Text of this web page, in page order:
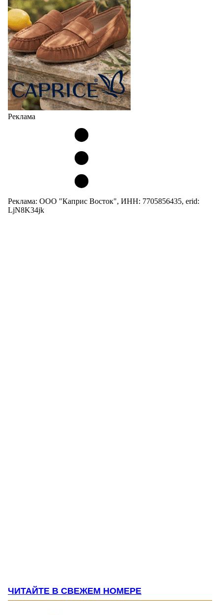
Реклама
Реклама: ООО "Каприс Восток", ИНН: 7705856435, erid:
LjN8K34jk
ЧИТАЙТЕ В СВЕЖЕМ НОМЕРЕ